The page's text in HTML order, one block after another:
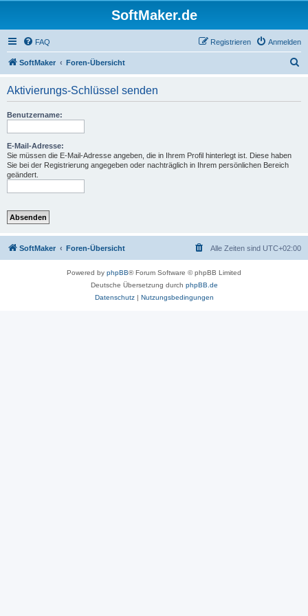
SoftMaker.de
FAQ Anmelden
Registrieren
SoftMaker Foren-Übersicht
Aktivierungs-Schlüssel senden
Benutzername:
E-Mail-Adresse:
Sie müssen die E-Mail-Adresse angeben, die in Ihrem Profil hinterlegt ist. Diese haben
Sie bei der Registrierung angegeben oder nachträglich in Ihrem persönlichen Bereich
geändert.
SoftMaker Foren-Übersicht Alle Zeiten sind UTC+02:00
Powered by phpBB® Forum Software © phpBB Limited
Deutsche Übersetzung durch phpBB.de
Datenschutz| Nutzungsbedingungen